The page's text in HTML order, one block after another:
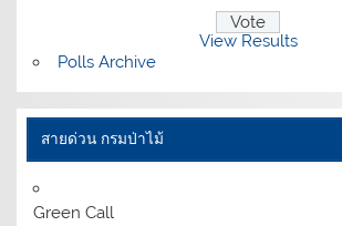
View Results
Polls Archive
สายด่วน กรมป่าไม้
Green Call